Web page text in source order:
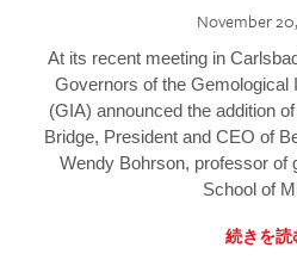
November
At its recent meeting in
Governors of the Gemological
(GIA) announced the addition
Bridge, President and CEO of
Wendy Bohrson, professor of
School of
続きを読